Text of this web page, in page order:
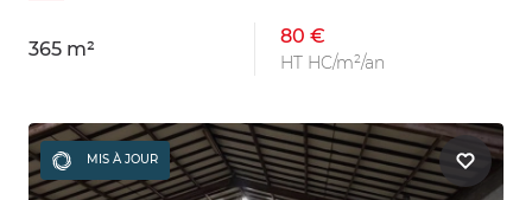
365 m²
80 €
HT HC/m²/an
MIS À JOUR